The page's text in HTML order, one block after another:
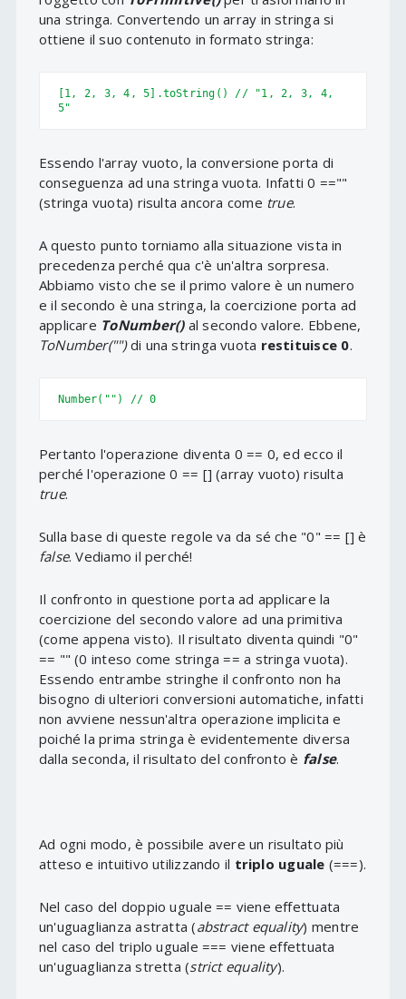
una stringa. Convertendo un array in stringa si
ottiene il suo contenuto in formato stringa:
[1, 2, 3, 4, 5].toString() // "1, 2, 3, 4,
5"
Essendo l'array vuoto, la conversione porta di
conseguenza ad una stringa vuota. Infatti 0 ==""
(stringa vuota) risulta ancora come true.
A questo punto torniamo alla situazione vista in
precedenza perché qua c'è un'altra sorpresa.
Abbiamo visto che se il primo valore è un numero
e il secondo è una stringa, la coercizione porta ad
applicare ToNumber()al secondo valore. Ebbene,
ToNumber("")di una stringa vuota restituisce 0.
Number("") // 0
Pertanto l'operazione diventa 0 == 0, ed ecco il
perché l'operazione 0 == [] (array vuoto) risulta
true.
Sulla base di queste regole va da sé che "0" == [] è
false. Vediamo il perché!
Il confronto in questione porta ad applicare la
coercizione del secondo valore ad una primitiva
(come appena visto). Il risultato diventa quindi "0"
== "" (0 inteso come stringa == a stringa vuota).
Essendo entrambe stringhe il confronto non ha
bisogno di ulteriori conversioni automatiche, infatti
non avviene nessun'altra operazione implicita e
poiché la prima stringa è evidentemente diversa
dalla seconda, il risultato del confronto è false.
Ad ogni modo, è possibile avere un risultato più
atteso e intuitivo utilizzando il triplo uguale (===).
Nel caso del doppio uguale == viene effettuata
un'uguaglianza astratta (abstract equality) mentre
nel caso del triplo uguale === viene effettuata
un'uguaglianza stretta (strict equality).